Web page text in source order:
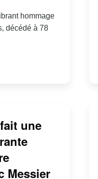
hommage
décédé à 78
une
Messier